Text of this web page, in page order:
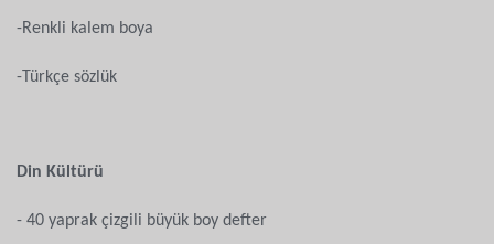
-Renkli kalem boya
-Türkçe sözlük
Din Kültürü
- 40 yaprak çizgili büyük boy defter